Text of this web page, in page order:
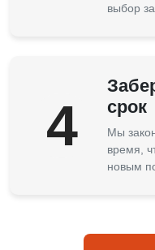
выбор
4
срок
Мы
время,
новым